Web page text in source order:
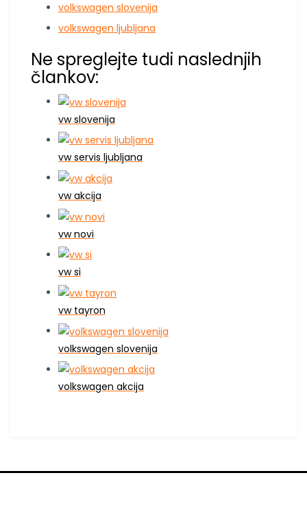
volkswagen slovenija
volkswagen ljubljana
Ne spreglejte tudi naslednjih
člankov:
vw slovenija
vw servis ljubljana
vw akcija
vw novi
vw si
vw tayron
volkswagen slovenija
volkswagen akcija